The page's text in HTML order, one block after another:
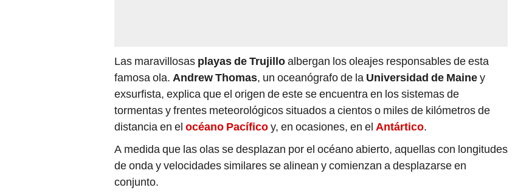
Las maravillosas playas de Trujilloalbergan los oleajes responsables de esta
famosa ola. Andrew Thomas, un oceanógrafo de la Universidad de Mainey
exsurfista, explica que el origen de este se encuentra en los sistemas de
tormentas y frentes meteorológicos situados a cientos o miles de kilómetros de
distancia en el océano Pacíficoy, en ocasiones, en el Antártico.
A medida que las olas se desplazan por el océano abierto, aquellas con longitudes
de onda y velocidades similares se alinean y comienzan a desplazarse en
conjunto.